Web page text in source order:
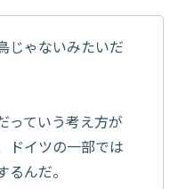
じゃないみたいだ
っていう考え方が
ドイツの一部では
んだ。